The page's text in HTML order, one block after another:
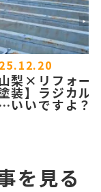
山梨×リフォー
装】ラジカル
いいですよ？
を見る